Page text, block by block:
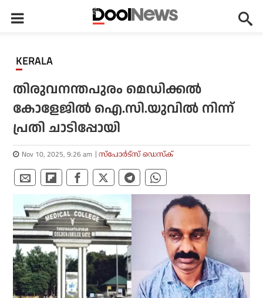
KERALA
തിരുവനന്തപുരം മെഡിക്കല്‍
കോളേജില്‍ ഐ.സി.യുവില്‍ നിന്ന്
പ്രതി ചാടിപ്പോയി
Nov 10, 2025, 9:26 am സ്പോര്‍ട്സ് ഡെസ്‌ക്